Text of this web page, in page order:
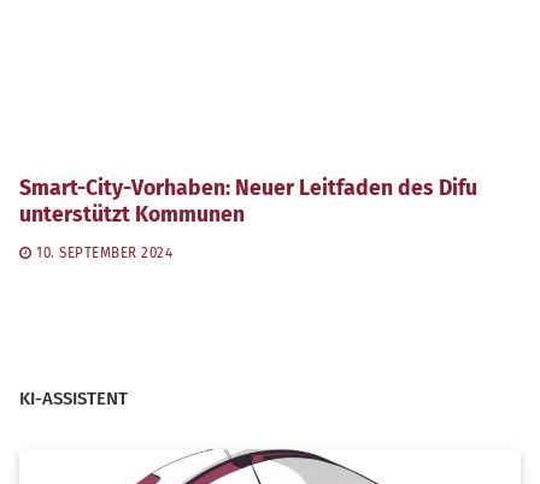
Smart-City-Vorhaben: Neuer Leitfaden des Difu
unterstützt Kommunen
10. SEPTEMBER 2024
KI-ASSISTENT